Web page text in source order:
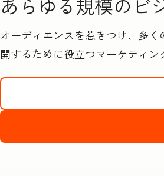
オーディエンスを惹きつけ、多
開するために役立つマーケティン